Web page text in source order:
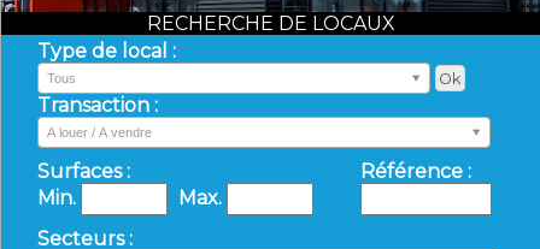
RECHERCHE DE LOCAUX
Type de local :
Tous
Transaction :
A louer / A vendre
Surfaces :
Min.
Max.
Référence :
Secteurs :